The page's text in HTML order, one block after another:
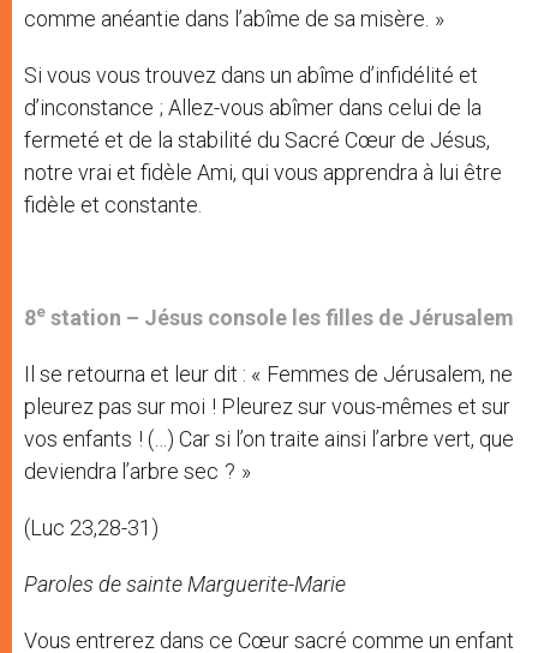
comme anéantie dans l’abîme de sa misère. »
Si vous vous trouvez dans un abîme d’infidélité et
d’inconstance ; Allez-vous abîmer dans celui de la
fermeté et de la stabilité du Sacré Cœur de Jésus,
notre vrai et fidèle Ami, qui vous apprendra à lui être
fidèle et constante.
8e station – Jésus console les filles de Jérusalem
Il se retourna et leur dit : « Femmes de Jérusalem, ne
pleurez pas sur moi ! Pleurez sur vous-mêmes et sur
vos enfants ! (…) Car si l’on traite ainsi l’arbre vert, que
deviendra l’arbre sec ? »
(Luc 23,28-31)
Paroles de sainte Marguerite-Marie
Vous entrerez dans ce Cœur sacré comme un enfant